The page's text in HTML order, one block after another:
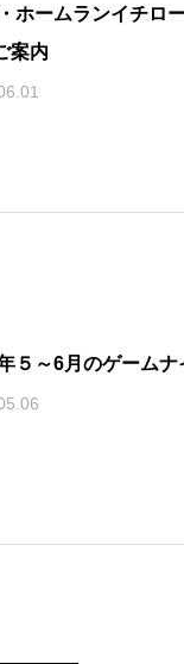
ホームランイチロ
案内
５～6月のゲームナ